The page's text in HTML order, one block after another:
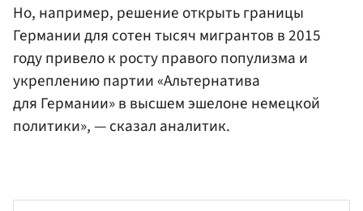
Но, например, решение открыть границы
Германии для сотен тысяч мигрантов в 2015
году привело к росту правого популизма и
укреплению партии «Альтернатива
для Германии» в высшем эшелоне немецкой
политики», — сказал аналитик.